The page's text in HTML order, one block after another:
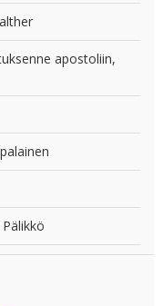
apostoliin,